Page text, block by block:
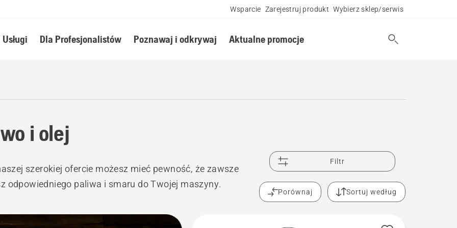
Wsparcie Zarejestruj produkt Wybierz sklep/serwis
Usługi Dla Profesjonalistów Poznawaj i odkrywaj Aktualne promocje
i olej
szerokiej ofercie możesz mieć pewność, że zawsze
odpowiedniego paliwa i smaru do Twojej maszyny.
Filtr
Porównaj Sortuj według